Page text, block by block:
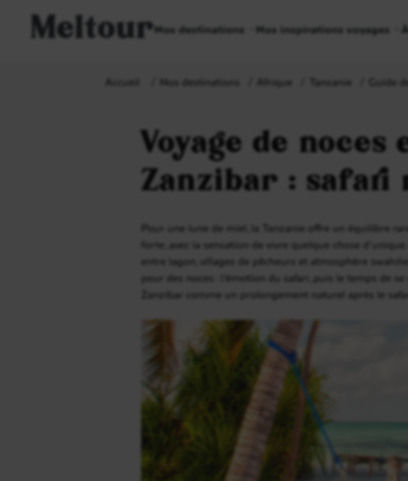
MeltourNos destinations Nos inspirations voyages
Accueil Nos destinations Afrique Tanzanie Guide
Voyage de noces
Zanzibar : safari
Pour une lune de miel, la Tanzanie offre un équilibre
forte, avec la sensation de vivre quelque chose
entre lagon, villages de pêcheurs et atmosphère
pour des noces : l’émotion du safari, puis le temps de
Zanzibar comme un prolongement naturel après le